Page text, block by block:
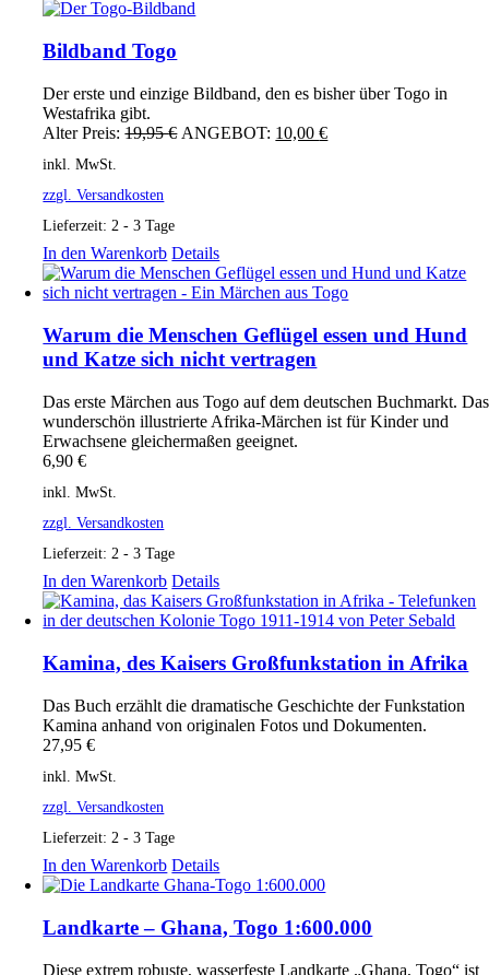
Bildband Togo
Der erste und einzige Bildband, den es bisher über Togo in
Westafrika gibt.
Alter Preis: 19,95€ Ursprünglicher
ANGEBOT: 10,00€Aktueller
inkl. MwSt.
zzgl. Versandkosten
Lieferzeit:2 - 3 Tage
In den Warenkorb Details
Warum die Menschen Geflügel essen und Hund
und Katze sich nicht vertragen
Das erste Märchen aus Togo auf dem deutschen Buchmarkt. Das
wunderschön illustrierte Afrika-Märchen ist für Kinder und
Erwachsene gleichermaßen geeignet.
6,90€
inkl. MwSt.
zzgl. Versandkosten
Lieferzeit:2 - 3 Tage
In den Warenkorb Details
Kamina, des Kaisers Großfunkstation in Afrika
Das Buch erzählt die dramatische Geschichte der Funkstation
Kamina anhand von originalen Fotos und Dokumenten.
27,95€
inkl. MwSt.
zzgl. Versandkosten
Lieferzeit:2 - 3 Tage
In den Warenkorb Details
Landkarte – Ghana, Togo 1:600.000
Diese extrem robuste, wasserfeste Landkarte „Ghana, Togo“ ist